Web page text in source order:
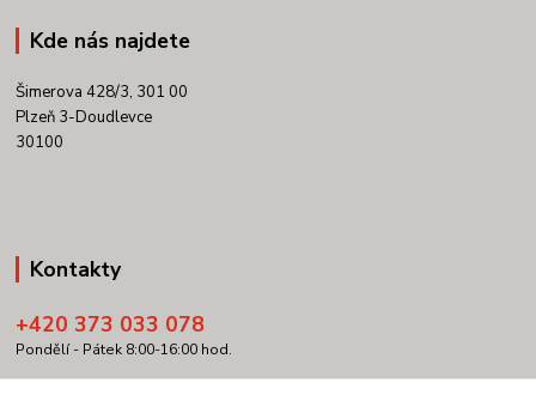
Kde nás najdete
Šimerova 428/3, 301 00
Plzeň 3-Doudlevce
30100
Kontakty
+420 373 033 078
Pondělí - Pátek 8:00-16:00 hod.